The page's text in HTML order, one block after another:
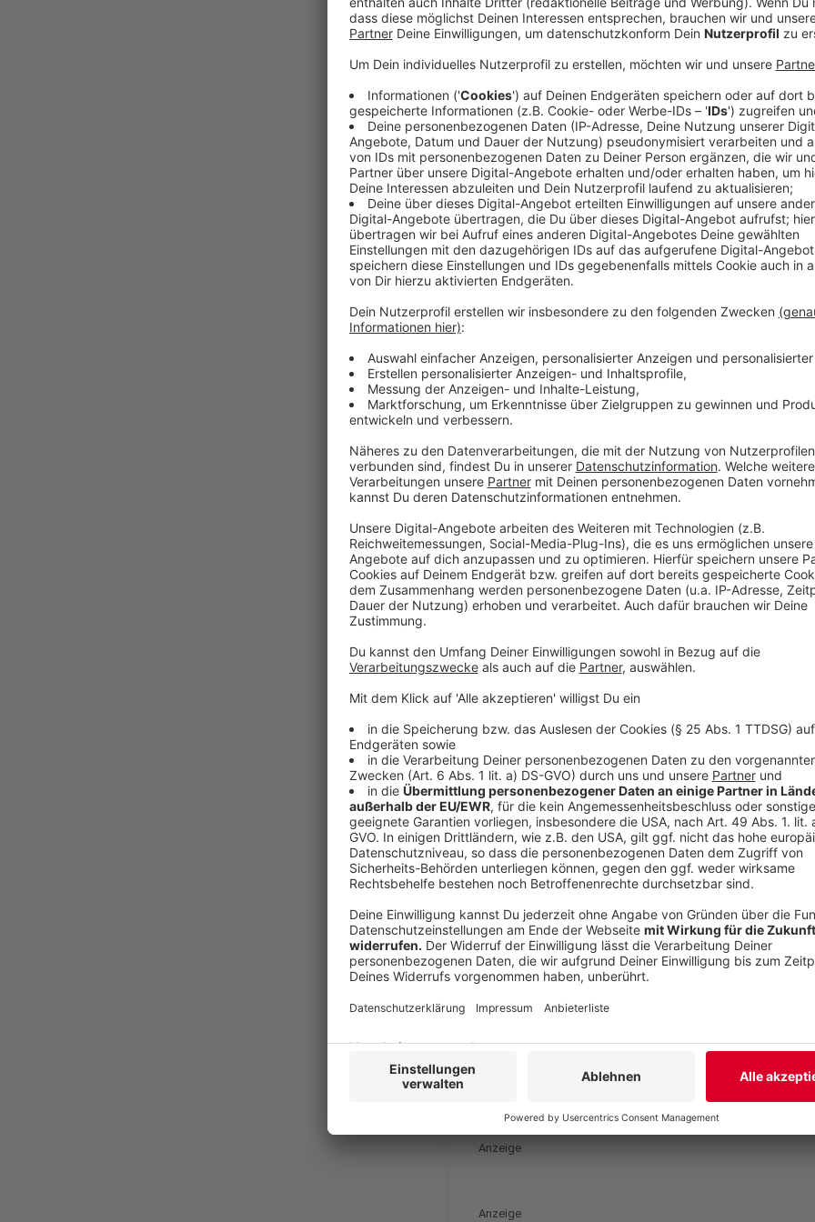
Du stehst in der Küche, kochst ganz
jemand entsetzt an:
„Moment mal. Du wäschst den Reis vorher nicht?“
Tja. Sollte man aber. Viele Reissorten können mit
Waschen wird zumindest ein Teil davon entfernt.
Und wenn wir schon bei Küchenwissen sind:
harten Wasserstrahl abspülen. Die Früchte sind
Besser ist ein kaltes Wasserbad. Wichtig dabei:
die Erdbeere Wasser und verliert Geschmack.
Es sind genau diese kleinen Dinge, die man
irgendwie immer funktioniert hat. Oder weil man es
Zum Beispiel die Schublade unter dem Backofen.
Backformen oder Pfannen. Dabei ist sie bei einigen
Perfekt, um Teller vorzuwärmen oder Essen
Oder das Loch in der Mitte der Nudelkelle. Nein,
da. Damit könnt ihr auch ungefähr eine Portion
Anzeige
Laura Potting
Folge 1: Erdbeeren richtig waschen und so
Laura Potting
Folge 2: Reis muss man waschen?
Anzeige
Und jetzt seid ihr dran
Welche Alltagsfehler fallen euch immer wieder
überrascht oder euch das Leben leichter gemacht?
Anzeige
Anzeige